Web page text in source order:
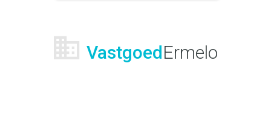
VastgoedErmelo